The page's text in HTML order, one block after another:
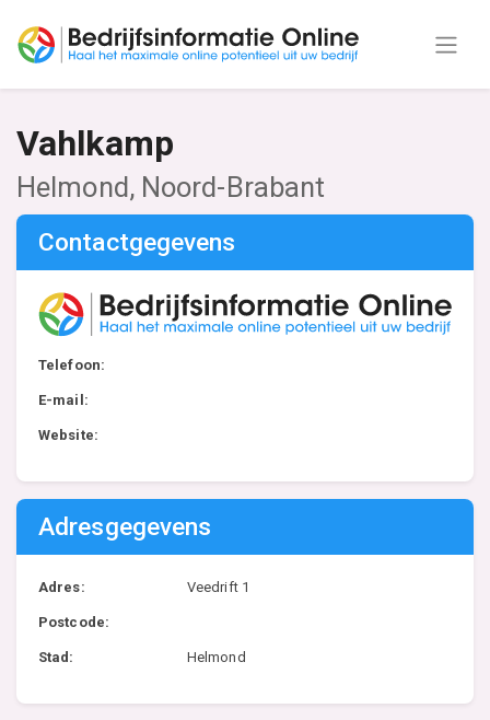
Vahlkamp
Helmond, Noord-Brabant
Contactgegevens
Telefoon:
E-mail:
Website:
Adresgegevens
Adres: Veedrift 1
Postcode:
Stad: Helmond